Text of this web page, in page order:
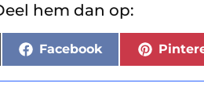
hem dan op:
Facebook